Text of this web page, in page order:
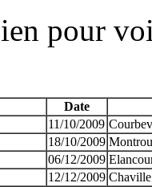
pour
Date
11/10/2009
18/10/2009
06/12/2009
12/12/2009 Chaville